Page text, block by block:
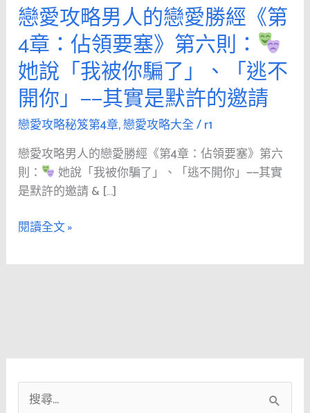
戀愛攻略男人的戀愛勝經《第
4章：佔領要塞》第六則：
她說「我被你騙了」、「逃不
開你」——其實是默許的邀請
戀愛攻略秘笈第4章,戀愛攻略大全/r1
戀愛攻略男人的戀愛勝經《第4章：佔領要塞》第六
則：
她說「我被你騙了」、「逃不開你」——其實
是默許的邀請 & […]
戀
愛
攻
略
男
人
的
戀
愛
勝
經
《第
4
則：
閱讀全文 »